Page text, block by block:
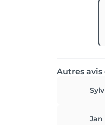
Autres avis
Jan